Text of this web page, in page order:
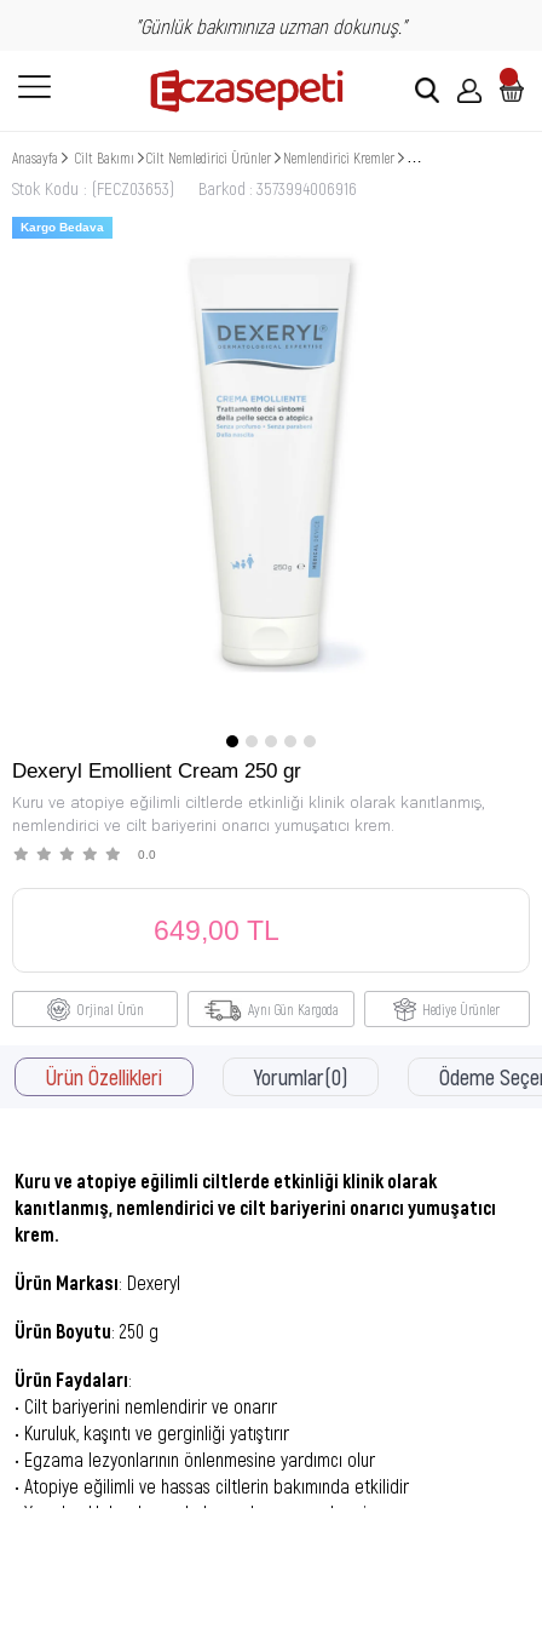
"Günlük bakımınıza uzman dokunuş."
Anasayfa Cilt Bakımı Cilt Nemledirici Ürünler Nemlendirici Kremler Dexeryl Emollient Cream
Stok Kodu (FECZ03653) Barkod : 3573994006916
Kargo Bedava
Dexeryl Emollient Cream 250 gr
Kuru ve atopiye eğilimli ciltlerde etkinliği klinik olarak kanıtlanmış,
nemlendirici ve cilt bariyerini onarıcı yumuşatıcı krem.
0.0
649,00 TL
Orjinal Ürün Aynı Gün Kargoda Hediye Ürünler
Ürün Özellikleri Yorumlar(0) Ödeme
Kuru ve atopiye eğilimli ciltlerde etkinliği klinik olarak
kanıtlanmış, nemlendirici ve cilt bariyerini onarıcı yumuşatıcı
krem.
Ürün Markası: Dexeryl
Ürün Boyutu: 250 g
Ürün Faydaları:
• Cilt bariyerini nemlendirir ve onarır
• Kuruluk, kaşıntı ve gerginliği yatıştırır
• Egzama lezyonlarının önlenmesine yardımcı olur
• Atopiye eğilimli ve hassas ciltlerin bakımında etkilidir
• Yapışkanlık bırakmaz, kokusuzdur ve paraben içermez